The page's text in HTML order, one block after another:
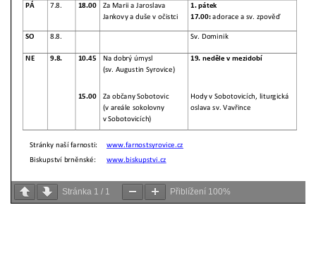
Stránka 1 / 1 Přiblížení 100%